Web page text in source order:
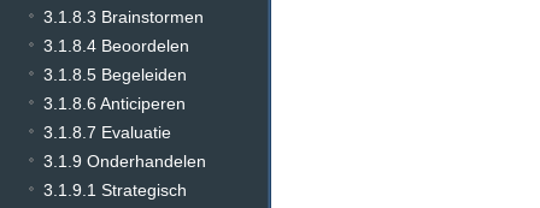
3.1.8.3 Brainstormen
3.1.8.4 Beoordelen
3.1.8.5 Begeleiden
3.1.8.6 Anticiperen
3.1.8.7 Evaluatie
3.1.9 Onderhandelen
3.1.9.1 Strategisch